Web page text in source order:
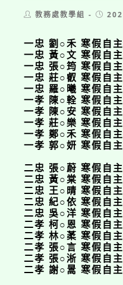
Post教務處教學組
Post
一忠 劉○禾 寒假自
一忠 黃○文 寒假自
一忠 張○筠 寒假自
一忠 莊○叡 寒假自
一忠 羅○曦 寒假自
一孝 陳○輇 寒假自
一孝 陳○安 寒假自
一孝 莊○樂 寒假自
一孝 鄭○禾 寒假自
一孝 郭○妍 寒假自
二忠 張○蔚 寒假自
二忠 黃○棠 寒假自
二忠 王○晴 寒假自
二忠 紀○依 寒假自
二忠 吳○洋 寒假自
二孝 柯○恩 寒假自
二孝 林○葇 寒假自
二孝 張○言 寒假自
二孝 張○淅 寒假自
二孝 謝○暠 寒假自